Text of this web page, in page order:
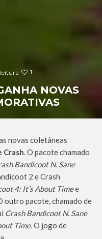
1
NOVAS
novas coletâneas
Crash. O pacote chamado
Bandicoot N. Sane
2 e Crash
4: It’s About Timee
outro pacote, chamado de
Crash Bandicoot N. Sane
Time.O jogo de